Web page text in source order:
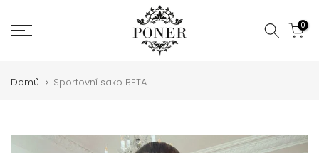
na
0
Domů Sportovní sako BETA